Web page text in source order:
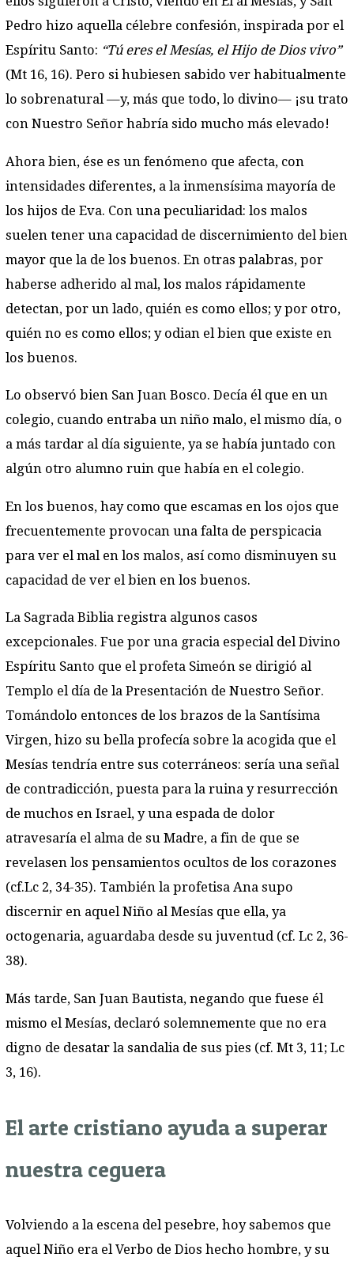
Pedro hizo aquella célebre confesión, inspirada por el
Espíritu Santo: “Tú eres el Mesías, el Hijo de Dios vivo”
(Mt 16, 16). Pero si hubiesen sabido ver habitualmente
lo sobrenatural —y, más que todo, lo divino— ¡su trato
con Nuestro Señor habría sido mucho más elevado!
Ahora bien, ése es un fenómeno que afecta, con
intensidades diferentes, a la inmensísima mayoría de
los hijos de Eva. Con una peculiaridad: los malos
suelen tener una capacidad de discernimiento del bien
mayor que la de los buenos. En otras palabras, por
haberse adherido al mal, los malos rápidamente
detectan, por un lado, quién es como ellos; y por otro,
quién no es como ellos; y odian el bien que existe en
los buenos.
Lo observó bien San Juan Bosco. Decía él que en un
colegio, cuando entraba un niño malo, el mismo día, o
a más tardar al día siguiente, ya se había juntado con
algún otro alumno ruin que había en el colegio.
En los buenos, hay como que escamas en los ojos que
frecuentemente provocan una falta de perspicacia
para ver el mal en los malos, así como disminuyen su
capacidad de ver el bien en los buenos.
La Sagrada Biblia registra algunos casos
excepcionales. Fue por una gracia especial del Divino
Espíritu Santo que el profeta Simeón se dirigió al
Templo el día de la Presentación de Nuestro Señor.
Tomándolo entonces de los brazos de la Santísima
Virgen, hizo su bella profecía sobre la acogida que el
Mesías tendría entre sus coterráneos: sería una señal
de contradicción, puesta para la ruina y resurrección
de muchos en Israel, y una espada de dolor
atravesaría el alma de su Madre, a fin de que se
revelasen los pensamientos ocultos de los corazones
(cf.Lc 2, 34-35). También la profetisa Ana supo
discernir en aquel Niño al Mesías que ella, ya
octogenaria, aguardaba desde su juventud (cf. Lc 2, 36-
38).
Más tarde, San Juan Bautista, negando que fuese él
mismo el Mesías, declaró solemnemente que no era
digno de desatar la sandalia de sus pies (cf. Mt 3, 11; Lc
3, 16).
El arte cristiano ayuda a superar
nuestra ceguera
Volviendo a la escena del pesebre, hoy sabemos que
aquel Niño era el Verbo de Dios hecho hombre, y su